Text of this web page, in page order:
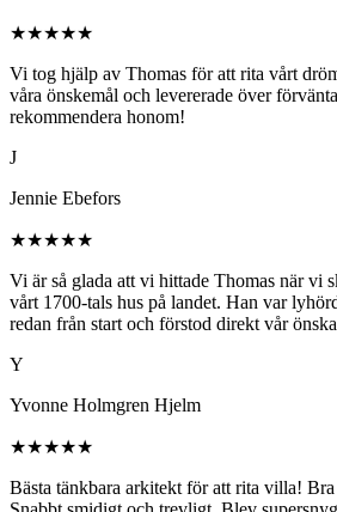
★★★★★
Vi tog hjälp av Thomas för att rita vårt
våra önskemål och levererade över
rekommendera honom!
J
Jennie Ebefors
★★★★★
Vi är så glada att vi hittade Thomas när vi
vårt 1700-tals hus på landet. Han var
redan från start och förstod direkt vår
Y
Yvonne Holmgren Hjelm
★★★★★
Bästa tänkbara arkitekt för att rita villa! Bra